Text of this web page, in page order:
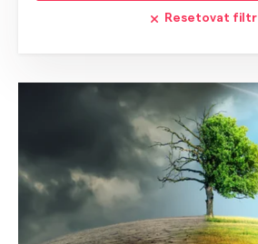
Resetovat filtr